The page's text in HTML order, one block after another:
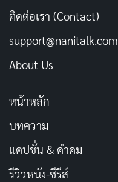
ติดต่อเรา (Contact)
support@nanitalk.com
About Us
หน้าหลัก
บทความ
แคปชั่น & คำคม
รีวิวหนัง-ซีรีส์